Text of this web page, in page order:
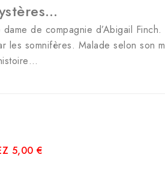
de compagnie d’Abigail Finch.
les somnifères. Malade selon son
5,00 €